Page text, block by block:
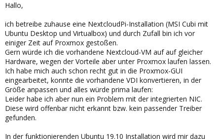
e
Hallo,
ich betreibe zuhause eine NextcloudPi-Installation (MSI Cubi mit
Ubuntu Desktop und Virtualbox) und durch Zufall bin ich vor
einiger Zeit auf Proxmox gestoßen.
Gern würde ich die vorhandene Nextcloud-VM auf auf gleicher
Hardware, wegen der Vorteile aber unter Proxmox laufen lassen.
Ich habe mich auch schon recht gut in die Proxmox-GUI
eingearbeitet, konnte die vorhandene VDI konvertieren, in der
Größe anpassen und alles würde prima laufen:
Leider habe ich aber nun ein Problem mit der integrierten NIC.
Diese wird offenbar nicht erkannt bzw. kein passender Treiber
gefunden.
In der funktionierenden Ubuntu 19.10 Installation wird mir dazu